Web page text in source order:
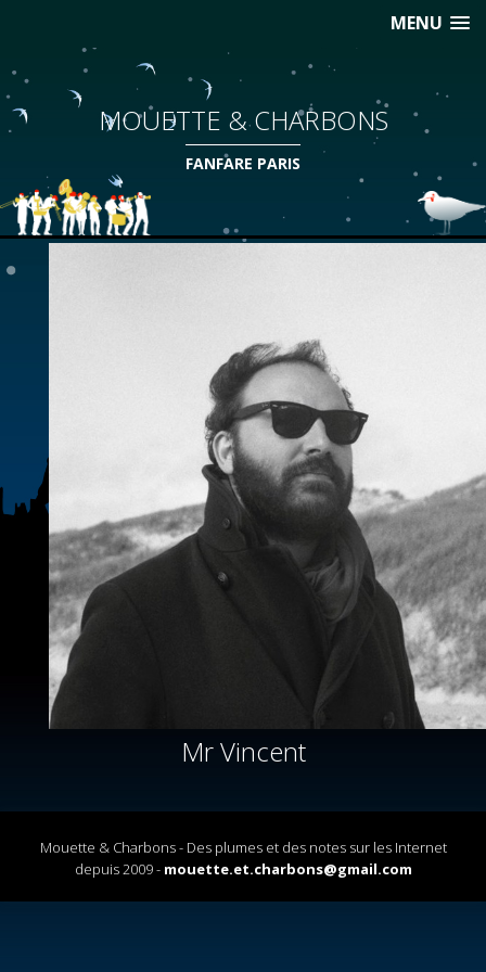
MENU
MOUETTE & CHARBONS
FANFARE PARIS
Mr Vincent
Mouette & Charbons - Des plumes et des notes sur les Internet
depuis 2009 - mouette.et.charbons@gmail.com